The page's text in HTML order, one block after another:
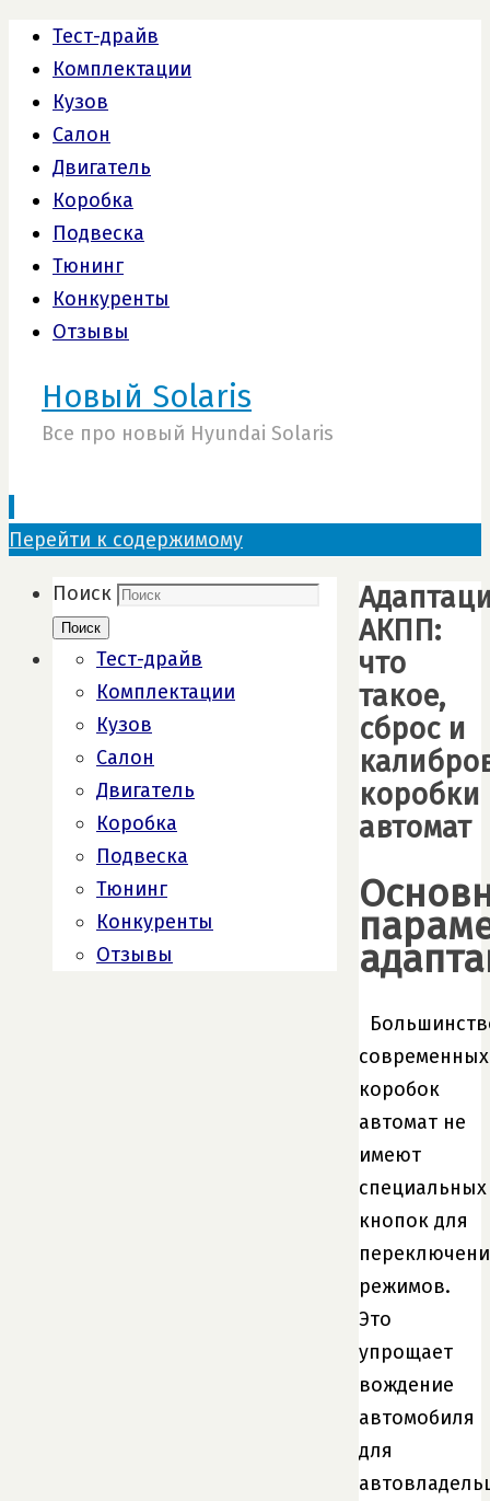
Тест-драйв
Комплектации
Кузов
Салон
Двигатель
Коробка
Подвеска
Тюнинг
Конкуренты
Отзывы
Новый Solaris
Все про новый Hyundai Solaris
Перейти к содержимому
АКПП:
что
такое,
сброс и
коробки
автомат
современных
коробок
автомат не
имеют
специальных
кнопок для
режимов.
Это
упрощает
вождение
автомобиля
для
Поиск
Поиск
Тест-драйв
Комплектации
Кузов
Салон
Двигатель
Коробка
Подвеска
Тюнинг
Конкуренты
Отзывы